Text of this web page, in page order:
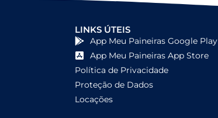
LINKS ÚTEIS
App Meu Paineiras Google Play
App Meu Paineiras App Store
Política de Privacidade
Proteção de Dados
Locações